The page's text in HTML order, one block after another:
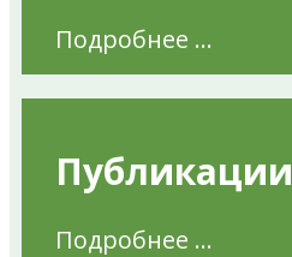
Подробнее ...
Публикации
Подробнее ...